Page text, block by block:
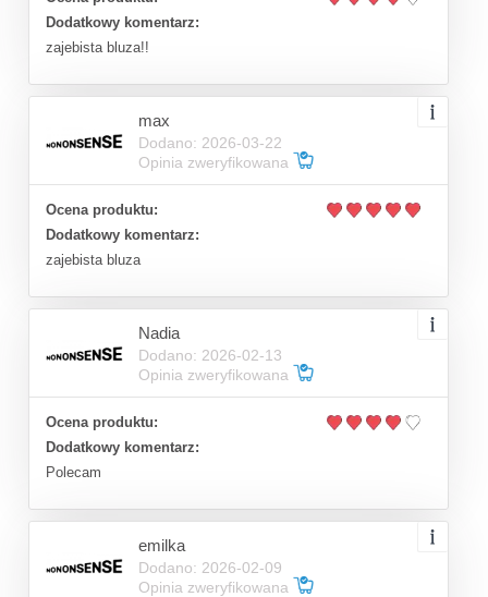
Dodatkowy komentarz:
zajebista bluza!!
max
Dodano: 2026-03-22
Opinia zweryfikowana
Ocena produktu:
Dodatkowy komentarz:
zajebista bluza
Nadia
Dodano: 2026-02-13
Opinia zweryfikowana
Ocena produktu:
Dodatkowy komentarz:
Polecam
emilka
Dodano: 2026-02-09
Opinia zweryfikowana